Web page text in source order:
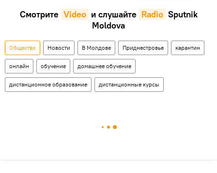
Смотрите Video и слушайте Radio Sputnik
Moldova
Общество Новости В Молдове Приднестровье карантин
онлайн обучение домашнее обучение
дистанционное образование дистанционные курсы